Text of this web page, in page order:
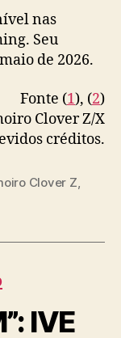
nas
Seu
de 2026.
Fonte (1), (2)
Clover Z/X
créditos.
Clover Z,
IVE